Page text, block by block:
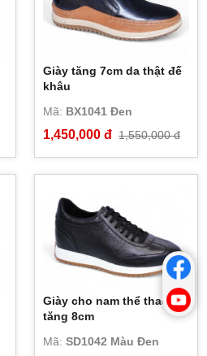
Giày tăng 7cm da thật đế
khâu
Mã: BX1041 Đen
1,450,000 đ 1,550,000 đ
Giày cho nam thể thao
tăng 8cm
Mã:SD1042 Màu Đen